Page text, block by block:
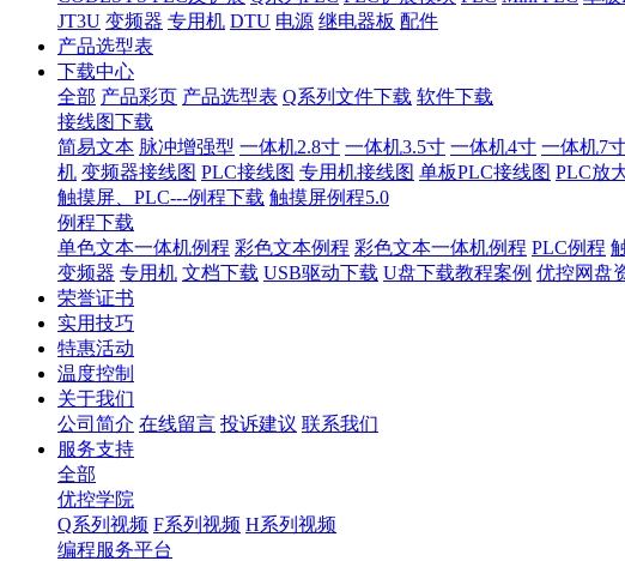
JT3U 变频器 专用机 DTU 电源 继电器板 配件
产品选型表
下载中心
全部 产品彩页 产品选型表 Q系列文件下载 软件下载
接线图下载
简易文本 脉冲增强型 一体机2.8寸 一体机3.5寸 一体机4寸 一体机7
机 变频器接线图 PLC接线图 专用机接线图 单板PLC接线图 PLC放
触摸屏、PLC---例程下载 触摸屏例程5.0
例程下载
单色文本一体机例程 彩色文本例程 彩色文本一体机例程 PLC例程
变频器 专用机 文档下载 USB驱动下载 U盘下载教程案例 优控网盘
荣誉证书
实用技巧
特惠活动
温度控制
关于我们
公司简介 在线留言 投诉建议 联系我们
服务支持
全部
优控学院
Q系列视频 F系列视频 H系列视频
编程服务平台